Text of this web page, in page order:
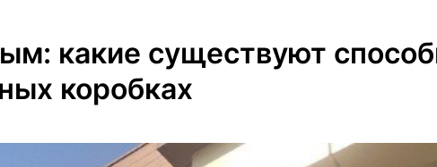
какие существуют
коробках